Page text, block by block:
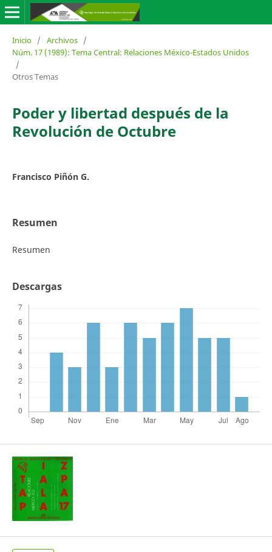
Inicio / Archivos /
Núm. 17 (1989): Tema Central: Relaciones México-Estados Unidos
/
Otros Temas
Poder y libertad después de la
Revolución de Octubre
Francisco Piñón G.
Resumen
Resumen
Descargas